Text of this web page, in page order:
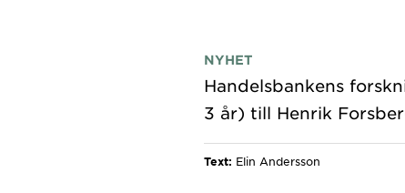
NYHET
Handelsbankens
Text: Elin Andersson